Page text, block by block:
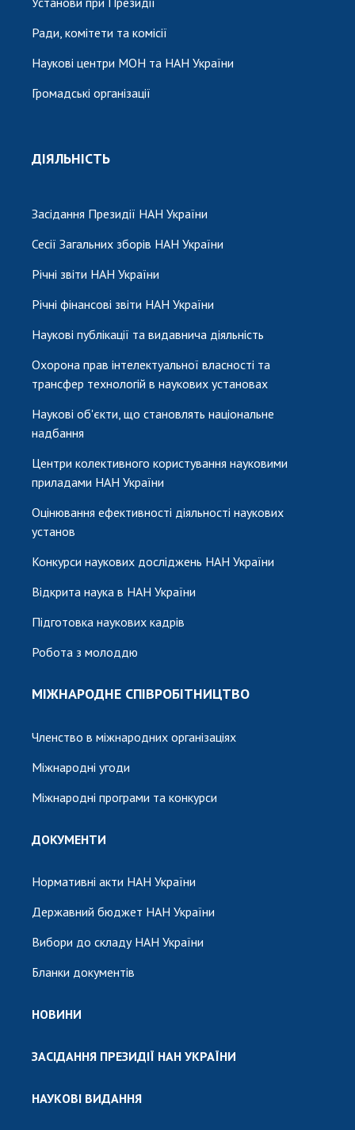
Ради, комітети та комісії
Наукові центри МОН та НАН України
Громадські організації
ДІЯЛЬНІСТЬ
Засідання Президії НАН України
Сесії Загальних зборів НАН України
Річні звіти НАН України
Річні фінансові звіти НАН України
Наукові публікації та видавнича діяльність
Охорона прав інтелектуальної власності та
трансфер технологій в наукових установах
Наукові об'єкти, що становлять національне
надбання
Центри колективного користування науковими
приладами НАН України
Оцінювання ефективності діяльності наукових
установ
Конкурси наукових досліджень НАН України
Відкрита наука в НАН України
Підготовка наукових кадрів
Робота з молоддю
МІЖНАРОДНЕ СПІВРОБІТНИЦТВО
Членство в міжнародних організаціях
Міжнародні угоди
Міжнародні програми та конкурси
ДОКУМЕНТИ
Нормативні акти НАН України
Державний бюджет НАН України
Вибори до складу НАН України
Бланки документів
НОВИНИ
ЗАСІДАННЯ ПРЕЗИДІЇ НАН УКРАЇНИ
НАУКОВІ ВИДАННЯ